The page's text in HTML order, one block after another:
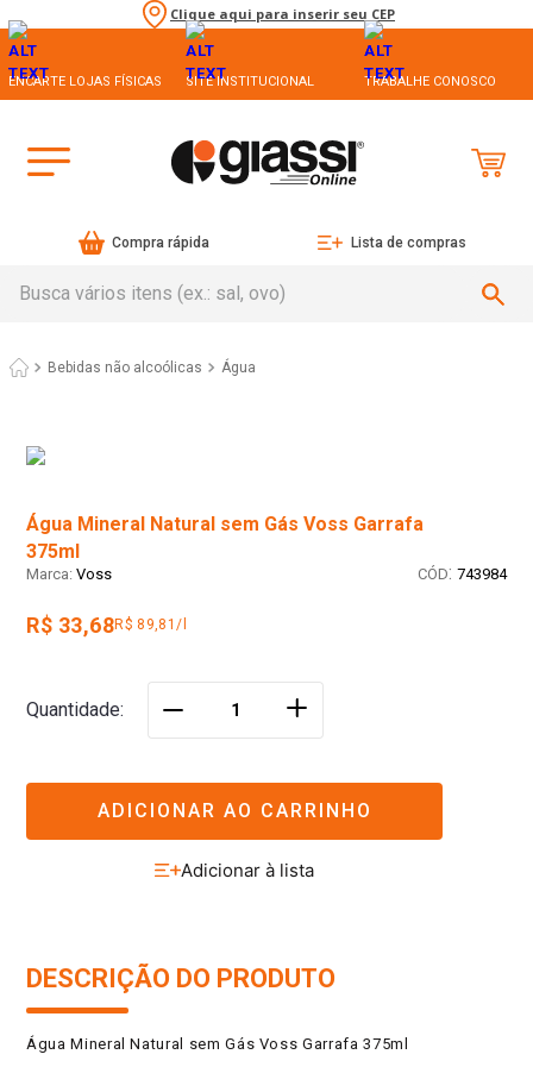
Clique aqui para inserir seu CEP
ENCARTE LOJAS FÍSICAS SITE INSTITUCIONAL TRABALHE CONOSCO
Compra rápida Lista de compras
Bebidas não alcoólicas Água
Água Mineral Natural sem Gás Voss Garrafa
375ml
Voss : 743984
R$ 33,68R$ 89,81/l
Quantidade ＋
ADICIONAR AO CARRINHO
DESCRIÇÃO DO PRODUTO
Água Mineral Natural sem Gás Voss Garrafa 375ml